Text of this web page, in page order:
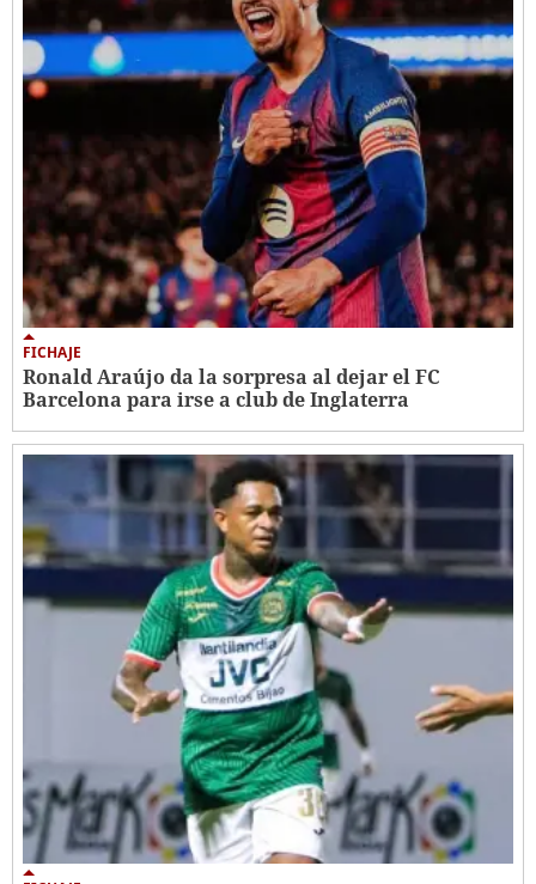
FICHAJE
Ronald Araújo da la sorpresa al dejar el FC
Barcelona para irse a club de Inglaterra